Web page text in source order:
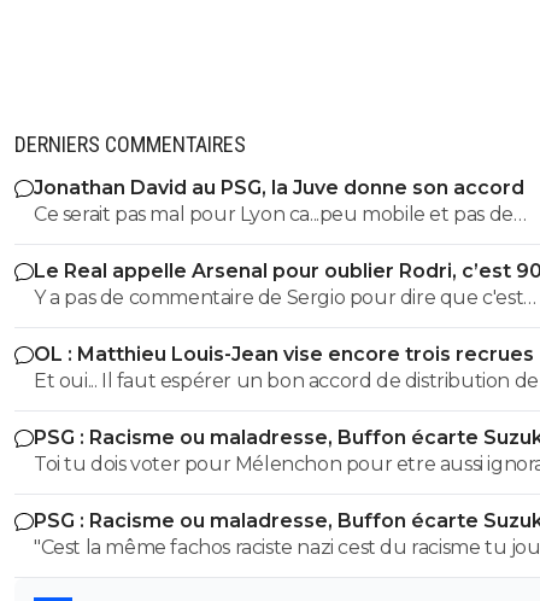
DERNIERS COMMENTAIRES
Jonathan David au PSG, la Juve donne son accord
Ce serait pas mal pour Lyon ca...peu mobile et pas de
technique. Ca peut le faire
Le Real appelle Arsenal pour oublier Rodri, c’est
Y a pas de commentaire de Sergio pour dire que c'est
honteux de claquer 200 ou 300 millions en un
encore un coup de Nasser
OL : Matthieu Louis-Jean vise encore trois recrues
Et oui... Il faut espérer un bon accord de distribution de
dans les prochaines semaines pour réamorcer un peu
pompe à euros.
PSG : Racisme ou maladresse, Buffon écarte
Toi tu dois voter pour Mélenchon pour etre aussi
histoire !! alors que cette période on en a mangé au collège
et au lycée Moi on m'a pourtant appris que ces deux
idéologies etaient bien différente : Le fascisme cherche
soumettre l'individu à un État absolu ; le nazisme
PSG : Racisme ou maladresse, Buffon écarte
"Cest la même fachos raciste nazi cest du racisme tu
avec les mots là finalité est la meme.." AH ah y'a